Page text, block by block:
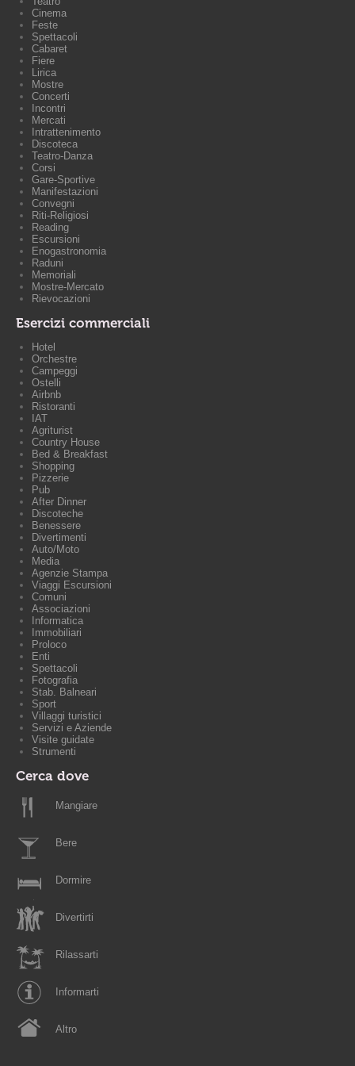
Cinema
Feste
Spettacoli
Cabaret
Fiere
Lirica
Mostre
Concerti
Incontri
Mercati
Intrattenimento
Discoteca
Teatro-Danza
Corsi
Gare-Sportive
Manifestazioni
Convegni
Riti-Religiosi
Reading
Escursioni
Enogastronomia
Raduni
Memoriali
Mostre-Mercato
Rievocazioni
Esercizi commerciali
Hotel
Orchestre
Campeggi
Ostelli
Airbnb
Ristoranti
IAT
Agriturist
Country House
Bed & Breakfast
Shopping
Pizzerie
Pub
After Dinner
Discoteche
Benessere
Divertimenti
Auto/Moto
Media
Agenzie Stampa
Viaggi Escursioni
Comuni
Associazioni
Informatica
Immobiliari
Proloco
Enti
Spettacoli
Fotografia
Stab. Balneari
Sport
Villaggi turistici
Servizi e Aziende
Visite guidate
Strumenti
Cerca dove
Mangiare
Bere
Dormire
Divertirti
Rilassarti
Informarti
Altro